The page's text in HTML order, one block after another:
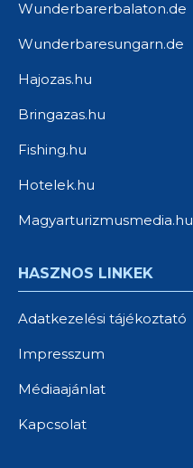
Wunderbarerbalaton.de
Wunderbaresungarn.de
Hajozas.hu
Bringazas.hu
Fishing.hu
Hotelek.hu
Magyarturizmusmedia.hu
HASZNOS LINKEK
Adatkezelési tájékoztató
Impresszum
Médiaajánlat
Kapcsolat